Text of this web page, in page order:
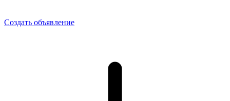
Создать объявление